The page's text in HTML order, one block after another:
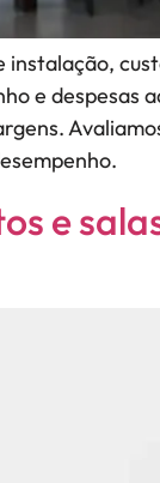
e despesas
e